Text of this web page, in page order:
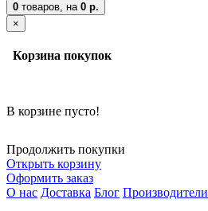
0 товаров, на 0 р.
×
Корзина покупок
В корзине пусто!
Продолжить покупки
Открыть корзину
Оформить заказ
О нас Доставка Блог Производители